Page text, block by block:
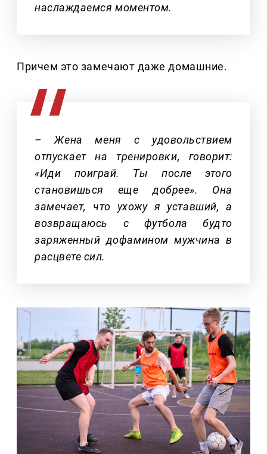
наслаждаемся моментом.
Причем это замечают даже домашние.
– Жена меня с удовольствием
отпускает на тренировки, говорит:
«Иди поиграй. Ты после этого
становишься еще добрее». Она
замечает, что ухожу я уставший, а
возвращаюсь с футбола будто
заряженный дофамином мужчина в
расцвете сил.